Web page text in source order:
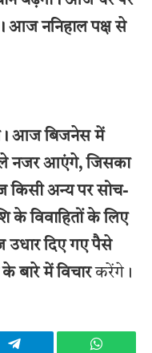
आज ननिहाल पक्ष से
आज बिजनेस में
नजर आएंगे, जिसका
अन्य पर सोच-
के विवाहितों के लिए
उधार दिए गए पैसे
बारे में विचारकरेंगे।